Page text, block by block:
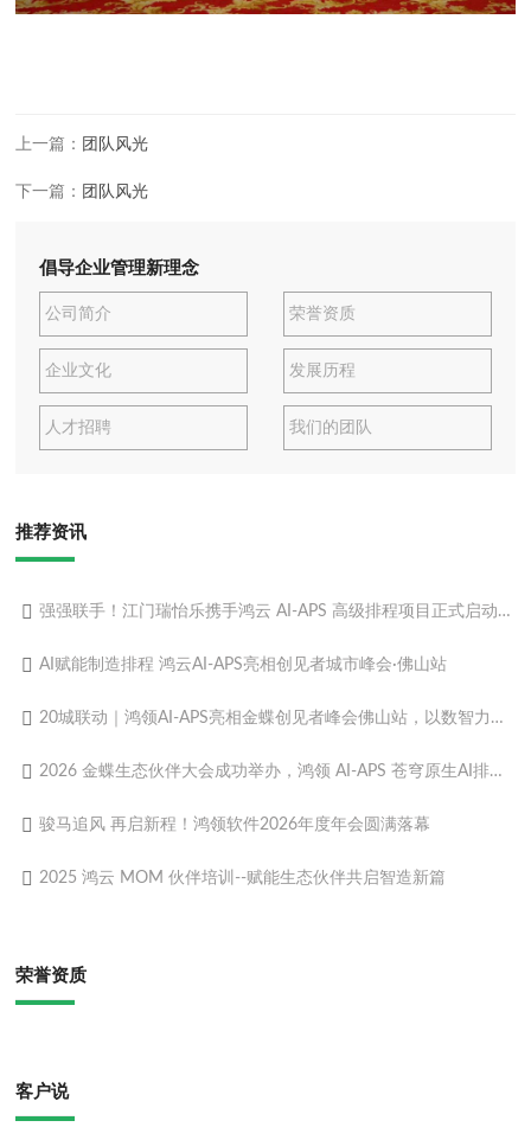
上一篇： 团队风光
下一篇： 团队风光
倡导企业管理新理念
公司简介 荣誉资质
企业文化 发展历程
人才招聘 我们的团队
推荐资讯
强强联手！江门瑞怡乐携手鸿云 AI-APS 高级排程项目正式启动，解锁食品制造柔性智造新动能
AI赋能制造排程 鸿云AI-APS亮相创见者城市峰会·佛山站
20城联动｜鸿领AI-APS亮相金蝶创见者峰会佛山站，以数智力量赋能制造转型
2026 金蝶生态伙伴大会成功举办，鸿领 AI-APS 苍穹原生AI排程重磅发布！
骏马追风 再启新程！鸿领软件2026年度年会圆满落幕
2025 鸿云 MOM 伙伴培训--赋能生态伙伴共启智造新篇​
荣誉资质
客户说